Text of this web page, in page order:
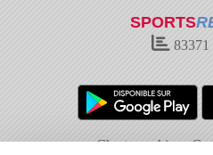
SPORTS
83371
Charte cookies